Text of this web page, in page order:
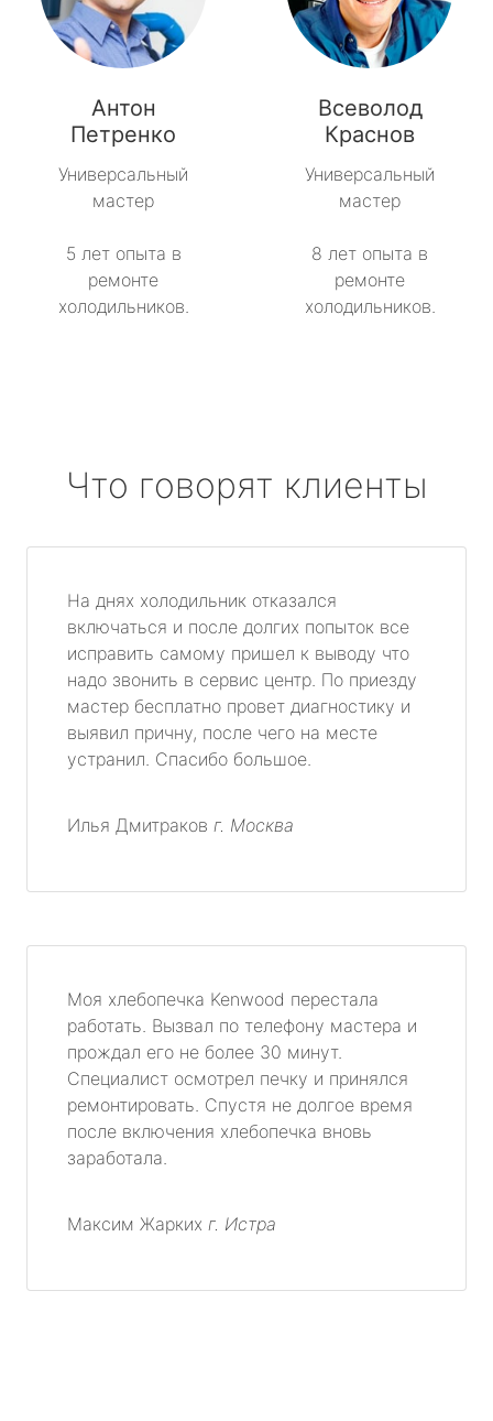
Антон
Петренко
Универсальный
мастер
5 лет опыта в
ремонте
холодильников.
Всеволод
Краснов
Универсальный
мастер
8 лет опыта в
ремонте
холодильников.
Что говорят клиенты
На днях холодильник отказался
включаться и после долгих попыток все
исправить самому пришел к выводу что
надо звонить в сервис центр. По приезду
мастер бесплатно провет диагностику и
выявил причну, после чего на месте
устранил. Спасибо большое.
Илья Дмитраков г. Москва
Моя хлебопечка Kenwood перестала
работать. Вызвал по телефону мастера и
прождал его не более 30 минут.
Специалист осмотрел печку и принялся
ремонтировать. Спустя не долгое время
после включения хлебопечка вновь
заработала.
Максим Жарких г. Истра